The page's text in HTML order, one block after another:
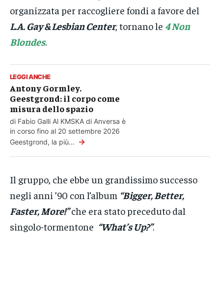
organizzata per raccogliere fondi a favore del
L.A. Gay & Lesbian Center, tornano le 4 Non
Blondes.
LEGGI ANCHE
Antony Gormley.
Geestgrond: il corpo come
misura dello spazio
di Fabio Galli Al KMSKA di Anversa è
in corso fino al 20 settembre 2026
Geestgrond, la più... →
Il gruppo, che ebbe un grandissimo successo
negli anni ’90 con l’album “Bigger, Better,
Faster, More!”che era stato preceduto dal
singolo-tormentone “What’s Up?”.